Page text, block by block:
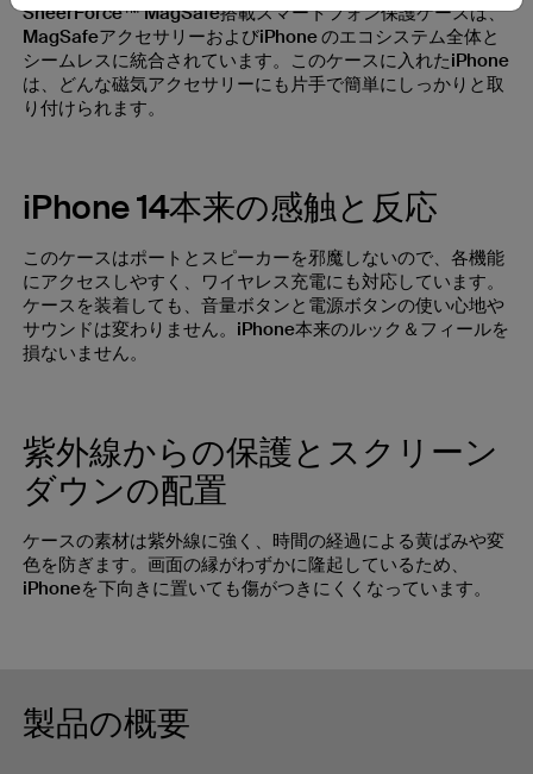
SheerForce™ MagSafe搭載スマートフォン保護ケースは、
MagSafeアクセサリーおよびiPhone のエコシステム全体と
シームレスに統合されています。このケースに入れたiPhone
は、どんな磁気アクセサリーにも片手で簡単にしっかりと取
り付けられます。
iPhone 14本来の感触と反応
このケースはポートとスピーカーを邪魔しないので、各機能
にアクセスしやすく、ワイヤレス充電にも対応しています。
ケースを装着しても、音量ボタンと電源ボタンの使い心地や
サウンドは変わりません。iPhone本来のルック＆フィールを
損ないません。
紫外線からの保護とスクリーン
ダウンの配置
ケースの素材は紫外線に強く、時間の経過による黄ばみや変
色を防ぎます。画面の縁がわずかに隆起しているため、
iPhoneを下向きに置いても傷がつきにくくなっています。
製品の概要